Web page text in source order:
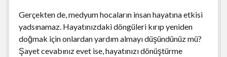
Gerçekten de, medyum hocaların insan hayatına etkisi
yadsınamaz. Hayatınızdaki döngüleri kırıp yeniden
doğmak için onlardan yardım almayı düşündünüz mü?
Şayet cevabınız evet ise, hayatınızı dönüştürme